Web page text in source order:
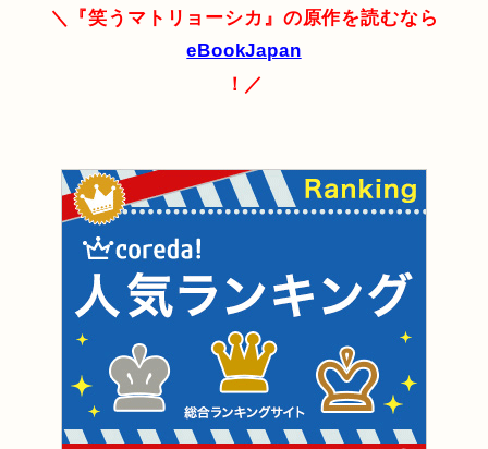
＼『笑うマトリョーシカ』の原作を読むなら
eBookJapan
！／